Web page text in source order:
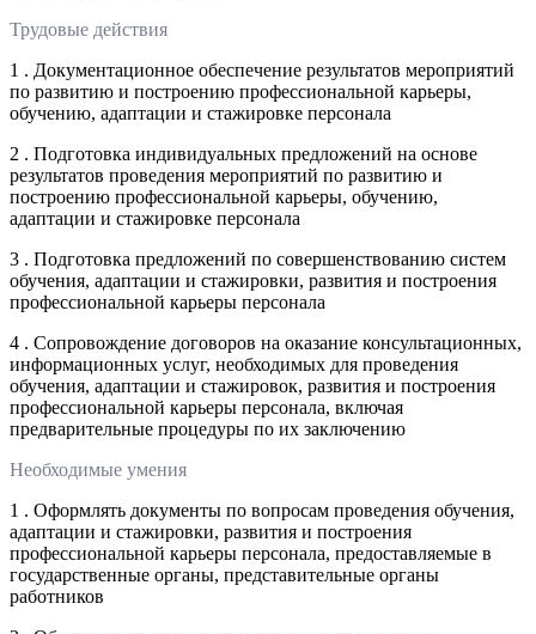
Трудовые действия
1 . Документационное обеспечение результатов мероприятий
по развитию и построению профессиональной карьеры,
обучению, адаптации и стажировке персонала
2 . Подготовка индивидуальных предложений на основе
результатов проведения мероприятий по развитию и
построению профессиональной карьеры, обучению,
адаптации и стажировке персонала
3 . Подготовка предложений по совершенствованию систем
обучения, адаптации и стажировки, развития и построения
профессиональной карьеры персонала
4 . Сопровождение договоров на оказание консультационных,
информационных услуг, необходимых для проведения
обучения, адаптации и стажировок, развития и построения
профессиональной карьеры персонала, включая
предварительные процедуры по их заключению
Необходимые умения
1 . Оформлять документы по вопросам проведения обучения,
адаптации и стажировки, развития и построения
профессиональной карьеры персонала, предоставляемые в
государственные органы, представительные органы
работников